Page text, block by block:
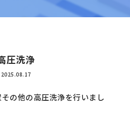
圧洗浄
2025.08.17
の他の高圧洗浄を行いまし